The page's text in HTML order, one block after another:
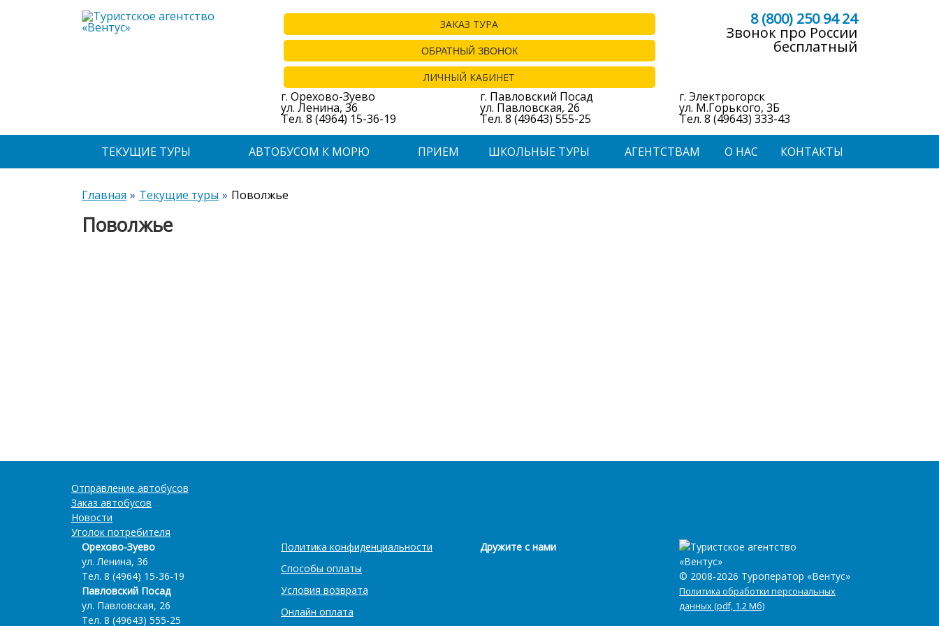
ЗАКАЗ ТУРА
ОБРАТНЫЙ ЗВОНОК
ЛИЧНЫЙ КАБИНЕТ
8 (800) 250 94 24
Звонок про России
бесплатный
г. Орехово-Зуево
ул. Ленина, 36
Тел. 8 (4964) 15-36-19
г. Павловский Посад
ул. Павловская, 26
Тел. 8 (49643) 555-25
г. Электрогорск
ул. М.Горького, 3Б
Тел. 8 (49643) 333-43
ТЕКУЩИЕ ТУРЫ АВТОБУСОМ К МОРЮ ПРИЕМ ШКОЛЬНЫЕ ТУРЫ АГЕНТСТВАМ О НАС КОНТАКТЫ
Главная Текущие туры Поволжье
Поволжье
Отправление автобусов
Заказ автобусов
Новости
Уголок потребителя
Орехово-Зуево
ул. Ленина, 36
Тел. 8 (4964) 15-36-19
Павловский Посад
ул. Павловская, 26
Тел. 8 (49643) 555-25
Политика конфиденциальности
Способы оплаты
Условия возврата
Онлайн оплата
Дружите с нами
© 2008-2026 Туроператор «Вентус»
Политика обработки персональных
данных (pdf, 1.2 Мб)